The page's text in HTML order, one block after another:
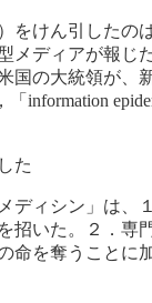
けん引した
メディアが報
の大統領が
information
た
ィシン」は
招いた。２．
を奪うこと